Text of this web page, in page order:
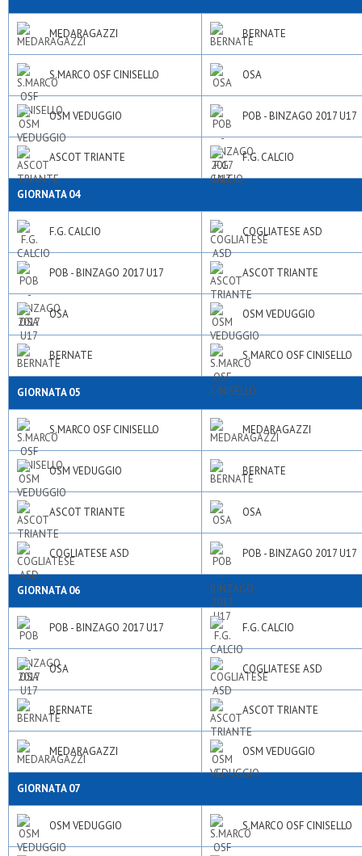
MEDARAGAZZI BERNATE
S.MARCO OSF CINISELLO OSA
OSM VEDUGGIO POB - BINZAGO 2017 U17
ASCOT TRIANTE F.G. CALCIO
GIORNATA 04
F.G. CALCIO COGLIATESE ASD
POB - BINZAGO 2017 U17 ASCOT TRIANTE
OSA OSM VEDUGGIO
BERNATE S.MARCO OSF CINISELLO
GIORNATA 05
S.MARCO OSF CINISELLO MEDARAGAZZI
OSM VEDUGGIO BERNATE
ASCOT TRIANTE OSA
COGLIATESE ASD POB - BINZAGO 2017 U17
GIORNATA 06
POB - BINZAGO 2017 U17 F.G. CALCIO
OSA COGLIATESE ASD
BERNATE ASCOT TRIANTE
MEDARAGAZZI OSM VEDUGGIO
GIORNATA 07
OSM VEDUGGIO S.MARCO OSF CINISELLO